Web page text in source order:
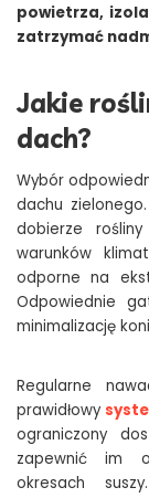
powietrza,
zatrzymać
Jakie
dach?
Wybór
dachu
dobierze
warunków
odporne na
Odpowiednie
minimalizację
Regularne
prawidłowy
ograniczony
zapewnić im
okresach